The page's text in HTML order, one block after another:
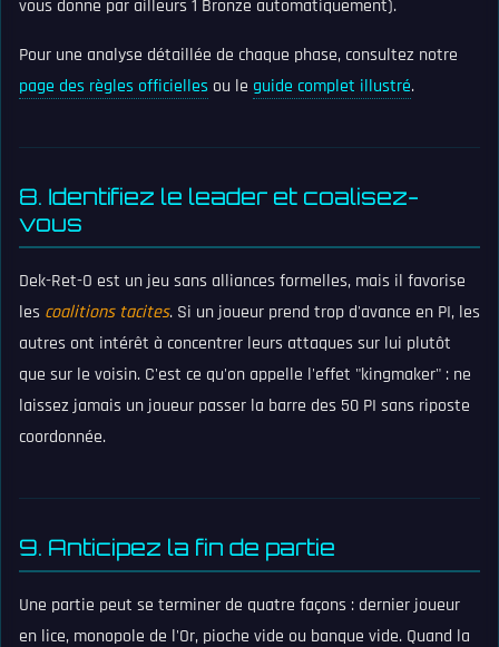
vous donne par ailleurs 1 Bronze automatiquement).
Pour une analyse détaillée de chaque phase, consultez notre
page des règles officielles ou le guide complet illustré.
8. Identifiez le leader et coalisez-
vous
Dek-Ret-O est un jeu sans alliances formelles, mais il favorise
les coalitions tacites. Si un joueur prend trop d'avance en PI, les
autres ont intérêt à concentrer leurs attaques sur lui plutôt
que sur le voisin. C'est ce qu'on appelle l'effet "kingmaker" : ne
laissez jamais un joueur passer la barre des 50 PI sans riposte
coordonnée.
9. Anticipez la fin de partie
Une partie peut se terminer de quatre façons : dernier joueur
en lice, monopole de l'Or, pioche vide ou banque vide. Quand la